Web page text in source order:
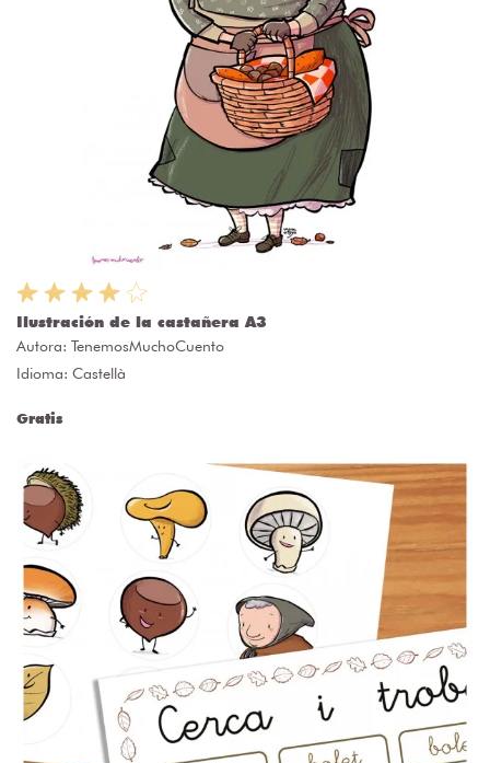
Ilustración de la castañera A3
Autora: TenemosMuchoCuento
Idioma: Castellà
Gratis